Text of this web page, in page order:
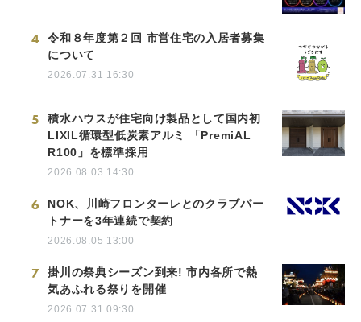
4
令和８年度第２回 市営住宅の入居者募集
について
2026.07.31 16:30
5
積水ハウスが住宅向け製品として国内初
LIXIL循環型低炭素アルミ 「PremiAL
R100」を標準採用
2026.08.03 14:30
6
NOK、川崎フロンターレとのクラブパー
トナーを3年連続で契約
2026.08.05 13:00
7
掛川の祭典シーズン到来! 市内各所で熱
気あふれる祭りを開催
2026.07.31 09:30